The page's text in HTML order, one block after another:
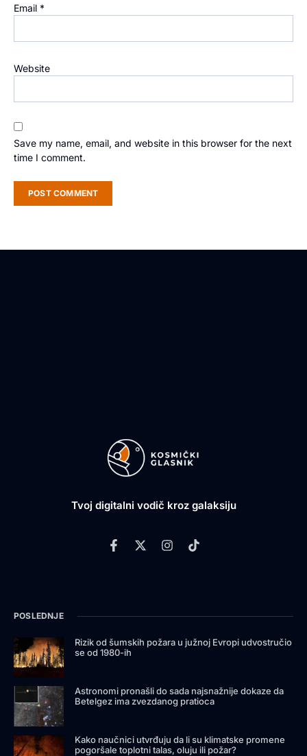
Email *
Website
Save my name, email, and website in this browser for the next
time I comment.
Tvoj digitalni vodič kroz galaksiju
POSLEDNJE
Rizik od šumskih požara u južnoj Evropi udvostručio
se od 1980-ih
Astronomi pronašli do sada najsnažnije dokaze da
Betelgez ima zvezdanog pratioca
Kako naučnici utvrđuju da li su klimatske promene
pogoršale toplotni talas, oluju ili požar?